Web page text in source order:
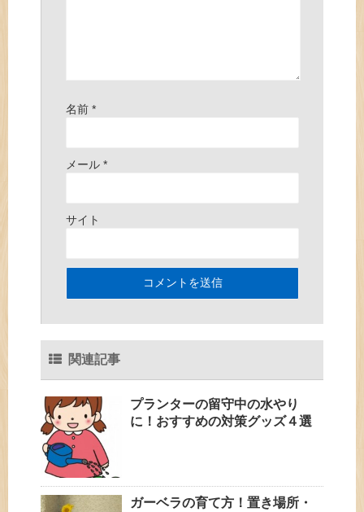
名前 *
メール *
サイト
関連記事
プランターの留守中の水やり
に！おすすめの対策グッズ４選
ガーベラの育て方！置き場所・